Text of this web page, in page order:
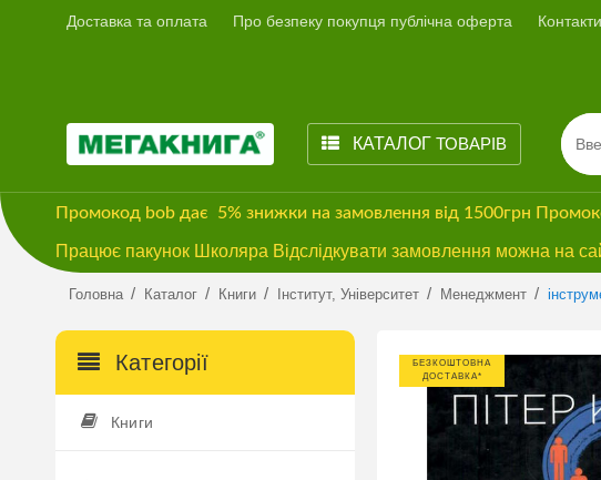
Доставка та оплата Про безпеку покупця публічна оферта Контакти
КАТАЛОГТОВАРІВ
Промокод bob дає 5% знижки на замовлення від 1500грн
Працює пакунок Школяра Відслідкувати замовлення можна на
Головна / Каталог / Книги / Інститут, Університет / Менеджмент /
Категорії
Книги
БЕЗКОШТОВНА
ДОСТАВКА*